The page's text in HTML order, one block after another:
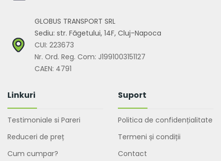
GLOBUS TRANSPORT SRL
Sediu: str. Făgetului, 14F, Cluj-Napoca
CUI: 223673
Nr. Ord. Reg. Com: J1991003151127
CAEN: 4791
Linkuri
Testimoniale si Pareri
Reduceri de preț
Cum cumpar?
Suport
Politica de confidențialitate
Termeni și condiții
Contact